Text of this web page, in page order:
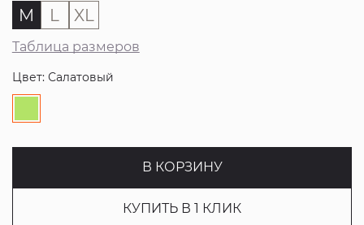
M L XL
Таблица размеров
Цвет: Салатовый
В КОРЗИНУ
КУПИТЬ В 1 КЛИК